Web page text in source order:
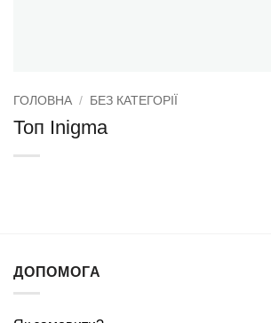
ГОЛОВНА / БЕЗ КАТЕГОРІЇ
Топ Inigma
ДОПОМОГА